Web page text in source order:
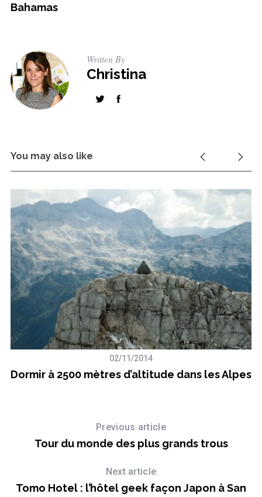
Bahamas
Written By
Christina
You may also like
02/11/2014
Dormir à 2500 mètres d’altitude dans les Alpes
Previous article
Tour du monde des plus grands trous
Next article
Tomo Hotel : l’hôtel geek façon Japon à San